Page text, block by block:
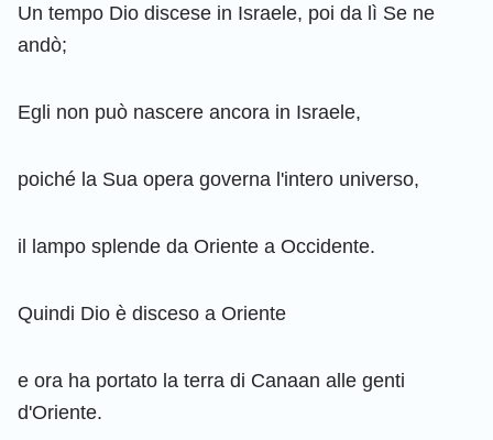
Un tempo Dio discese in Israele, poi da lì Se ne
andò;
Egli non può nascere ancora in Israele,
poiché la Sua opera governa l'intero universo,
il lampo splende da Oriente a Occidente.
Quindi Dio è disceso a Oriente
e ora ha portato la terra di Canaan alle genti
d'Oriente.